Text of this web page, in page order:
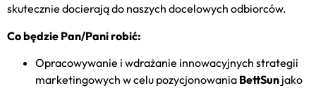
skutecznie docierają do naszych docelowych odbiorców.
Co będzie Pan/Pani robić:
Opracowywanie i wdrażanie innowacyjnych strategii
marketingowych w celu pozycjonowania BettSun jako